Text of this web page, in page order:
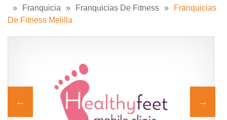
» Franquicia » Franquicias De Fitness »
Franquicias
De Fitness Melilla